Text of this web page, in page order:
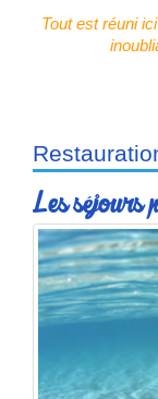
Tout est réuni
Les séjours